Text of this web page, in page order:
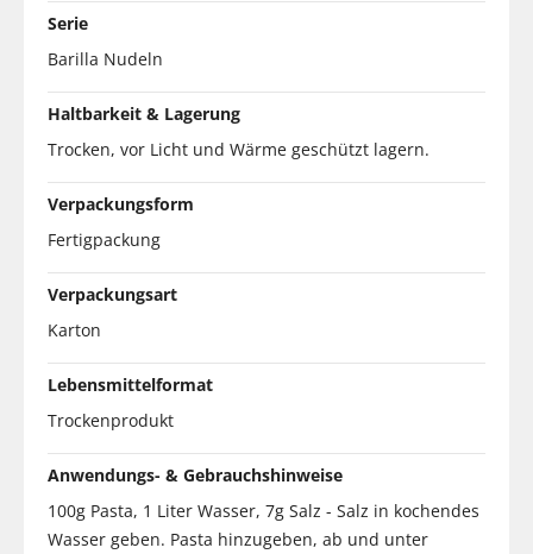
Serie
Barilla Nudeln
Haltbarkeit & Lagerung
Trocken, vor Licht und Wärme geschützt lagern.
Verpackungsform
Fertigpackung
Verpackungsart
Karton
Lebensmittelformat
Trockenprodukt
Anwendungs- & Gebrauchshinweise
100g Pasta, 1 Liter Wasser, 7g Salz - Salz in kochendes
Wasser geben. Pasta hinzugeben, ab und unter